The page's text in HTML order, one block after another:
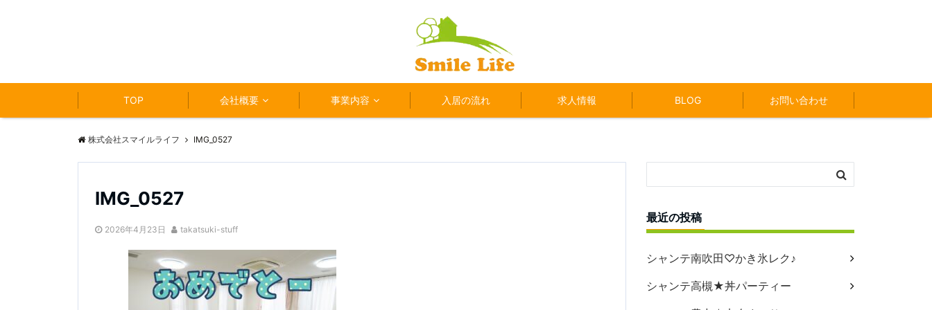
TOP 会社概要 事業内容 入居の流れ 求人情報 BLOG お問い合わせ
株式会社スマイルライフ IMG_0527
IMG_0527
2026年4月23日 takatsuki-stuff
最近の投稿
シャンテ南吹田♡かき氷レク♪
シャンテ高槻★丼パーティー